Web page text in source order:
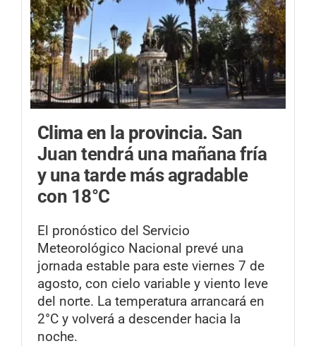
Clima en la provincia. San
Juan tendrá una mañana fría
y una tarde más agradable
con 18°C
El pronóstico del Servicio
Meteorológico Nacional prevé una
jornada estable para este viernes 7 de
agosto, con cielo variable y viento leve
del norte. La temperatura arrancará en
2°C y volverá a descender hacia la
noche.